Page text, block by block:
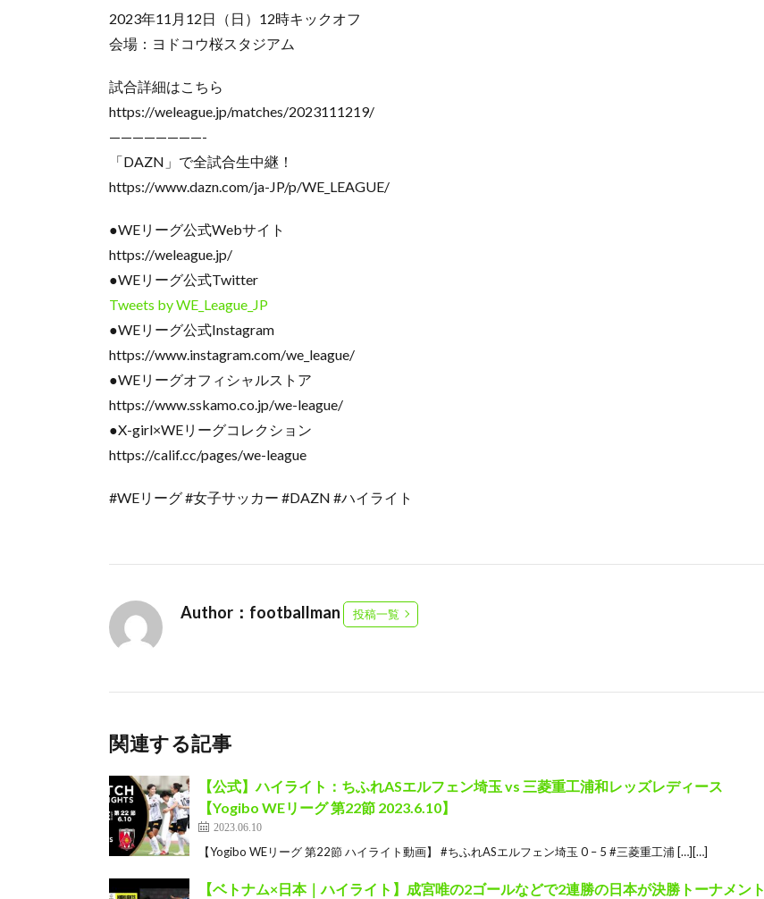
2023年11月12日（日）12時キックオフ
会場：ヨドコウ桜スタジアム
試合詳細はこちら
https://weleague.jp/matches/2023111219/
————————-
「DAZN」で全試合生中継！
https://www.dazn.com/ja-JP/p/WE_LEAGUE/
●WEリーグ公式Webサイト
https://weleague.jp/
●WEリーグ公式Twitter
Tweets by WE_League_JP
●WEリーグ公式Instagram
https://www.instagram.com/we_league/
●WEリーグオフィシャルストア
https://www.sskamo.co.jp/we-league/
●X-girl×WEリーグコレクション
https://calif.cc/pages/we-league
#WEリーグ #女子サッカー #DAZN #ハイライト
Author：footballman 投稿一覧
関連する記事
【公式】ハイライト：ちふれASエルフェン埼玉 vs 三菱重工浦和レッズレディース
【Yogibo WEリーグ 第22節 2023.6.10】
2023.06.10
【Yogibo WEリーグ 第22節 ハイライト動画】 #ちふれASエルフェン埼玉 0 – 5 #三菱重工浦 […][…]
【ベトナム×日本｜ハイライト】成宮唯の2ゴールなどで2連勝の日本が決勝トーナメント